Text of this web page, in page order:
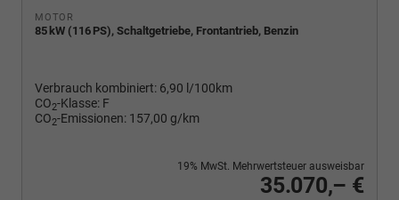
MOTOR
85 kW (116 PS), Schaltgetriebe, Frontantrieb, Benzin
Verbrauch kombiniert: 6,90 l/100km
CO2-Klasse: F
CO2-Emissionen: 157,00 g/km
35.070,– €
19% MwSt. Mehrwertsteuer ausweisbar